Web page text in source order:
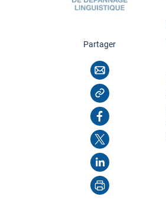
Partagercette page
Courriel
Copier l'adresse
Facebook
X
LinkedIn
Imprimer